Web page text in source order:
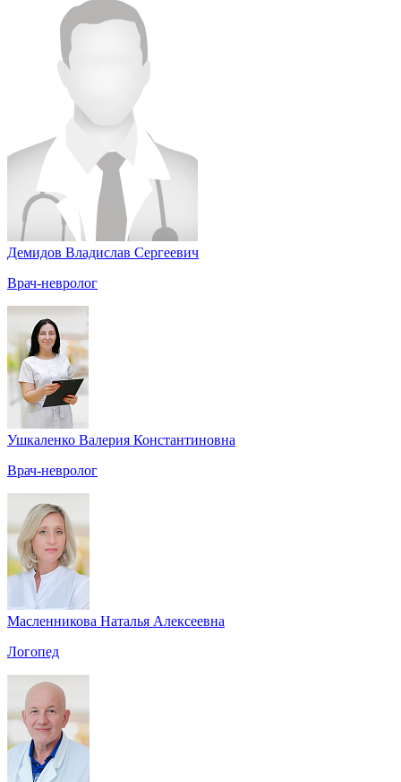
Демидов Владислав Сергеевич
Врач-невролог
Ушкаленко Валерия Константиновна
Врач-невролог
Масленникова Наталья Алексеевна
Логопед